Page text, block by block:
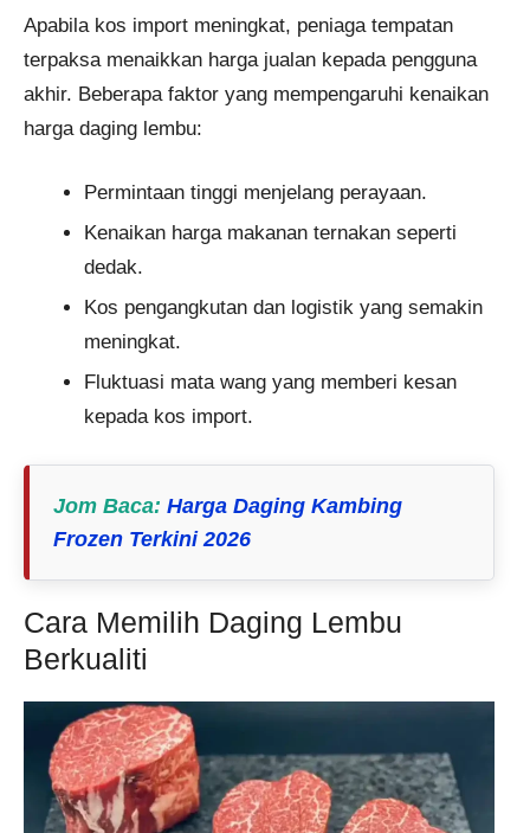
Apabila kos import meningkat, peniaga tempatan
terpaksa menaikkan harga jualan kepada pengguna
akhir. Beberapa faktor yang mempengaruhi kenaikan
harga daging lembu:
Permintaan tinggi menjelang perayaan.
Kenaikan harga makanan ternakan seperti
dedak.
Kos pengangkutan dan logistik yang semakin
meningkat.
Fluktuasi mata wang yang memberi kesan
kepada kos import.
Jom Baca: Harga Daging Kambing
Frozen Terkini 2026
Cara Memilih Daging Lembu
Berkualiti